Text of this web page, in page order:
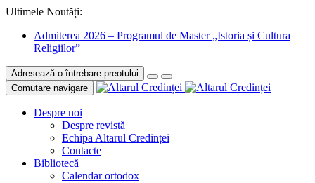
Ultimele Noutăți:
Admiterea 2026 – Programul de Master „Istoria și Cultura
Religiilor”
Adresează o întrebare preotului
Comutare navigare
Despre noi
Despre revistă
Echipa Altarul Credinței
Contacte
Bibliotecă
Calendar ortodox